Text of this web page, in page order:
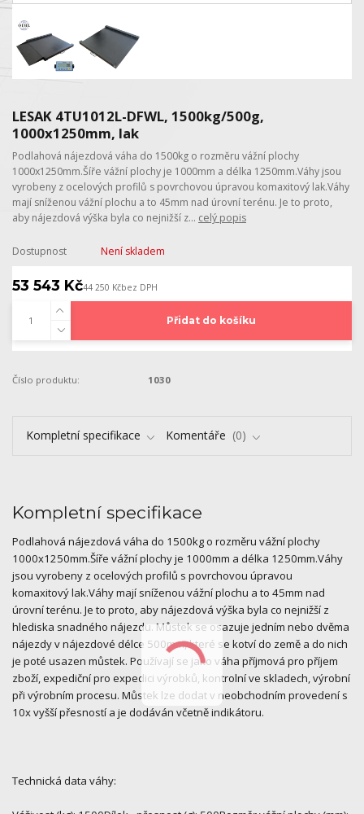
LESAK 4TU1012L-DFWL, 1500kg/500g,
1000x1250mm, lak
Podlahová nájezdová váha do 1500kg o rozměru vážní plochy
1000x1250mm.Šíře vážní plochy je 1000mm a délka 1250mm.Váhy jsou
vyrobeny z ocelových profilů s povrchovou úpravou komaxitový lak.Váhy
mají sníženou vážní plochu a to 45mm nad úrovní terénu. Je to proto,
aby nájezdová výška byla co nejnižší z... celý popis
Dostupnost Není skladem
53 543 Kč44 250 Kčbez DPH
Přidat do košíku
Číslo produktu: 1030
Kompletní specifikace Komentáře 0
Kompletní specifikace
Podlahová nájezdová váha do 1500kg o rozměru vážní plochy
1000x1250mm.Šíře vážní plochy je 1000mm a délka 1250mm.Váhy
jsou vyrobeny z ocelových profilů s povrchovou úpravou
komaxitový lak.Váhy mají sníženou vážní plochu a to 45mm nad
úrovní terénu. Je to proto, aby nájezdová výška byla co nejnižší z
hlediska snadného nájezdu. Můstek se osazuje jedním nebo dvěma
nájezdy v nájezdové délce 500mm, které se kotví do země a do nich
je poté usazen můstek. Používají se jako váha příjmová pro příjem
zboží, expediční pro expedici výrobků, kontrolní ve skladech, výrobní
při výrobním procesu. Můstek lze dodat v neobchodním provedení s
10x vyšší přesností a je dodáván včetně indikátoru.
Technická data váhy: